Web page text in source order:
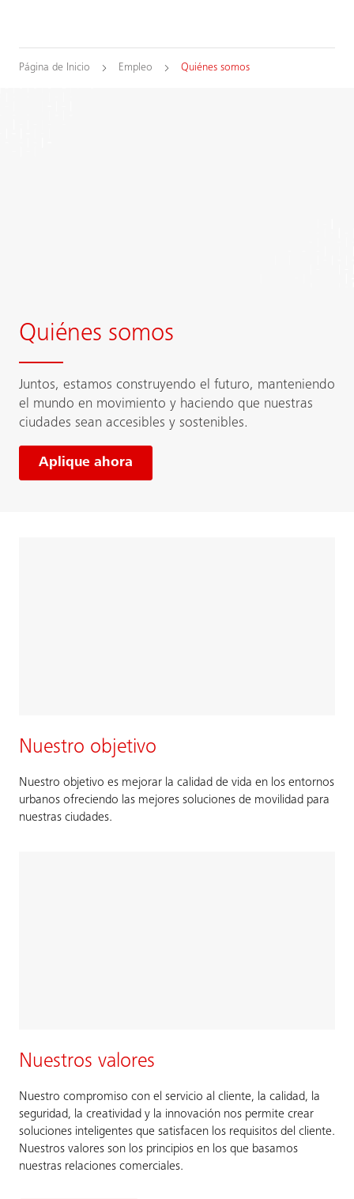
Página de Inicio Empleo Quiénes somos
Quiénes somos
Juntos, estamos construyendo el futuro, manteniendo
el mundo en movimiento y haciendo que nuestras
ciudades sean accesibles y sostenibles.
Aplique ahora
Nuestro objetivo
Nuestro objetivo es mejorar la calidad de vida en los entornos
urbanos ofreciendo las mejores soluciones de movilidad para
nuestras ciudades.
Nuestros valores
Nuestro compromiso con el servicio al cliente, la calidad, la
seguridad, la creatividad y la innovación nos permite crear
soluciones inteligentes que satisfacen los requisitos del cliente.
Nuestros valores son los principios en los que basamos
nuestras relaciones comerciales.